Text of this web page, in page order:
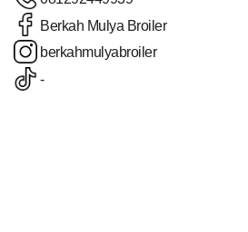
Berkah Mulya Broiler
berkahmulyabroiler
-